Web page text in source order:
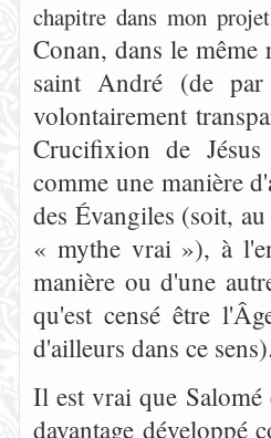
chapitre dans mon
Conan, dans le
saint André (de
volontairement
Crucifixion de Jésus
comme une manière
des Évangiles (soit,
« mythe vrai »), à
manière ou d'une
qu'est censé être
d'ailleurs dans ce
Il est vrai que Salomé
davantage développé